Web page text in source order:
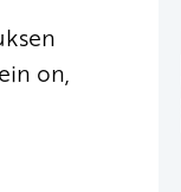
on,